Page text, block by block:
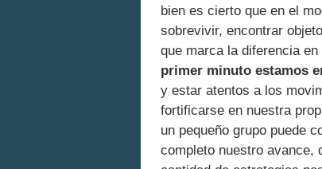
bien es cierto que en el
sobrevivir, encontrar
que marca la diferencia
primer minuto estamos
y estar atentos a los
fortificarse en nuestra
un pequeño grupo puede
completo nuestro avance,